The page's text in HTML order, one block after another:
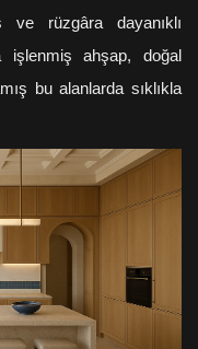
ve rüzgâra dayanıklı
işlenmiş ahşap, doğal
bu alanlarda sıklıkla